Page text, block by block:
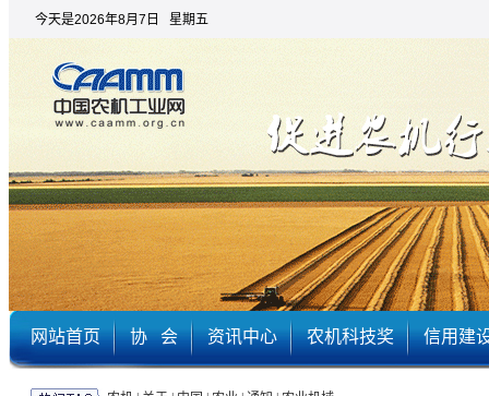
今天是2026年8月7日 星期五
网站首页 协 会 资讯中心 农机科技奖 信用建